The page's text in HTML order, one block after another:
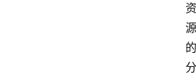
资
源
的
分